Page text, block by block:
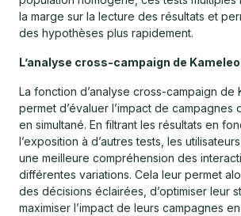
la marge sur la lecture des résultats et
des hypothèses plus rapidement.
L’analyse cross-campaign de
La fonction d’analyse cross-campaign de
permet d’évaluer l’impact de campagnes
en simultané. En filtrant les résultats en
l’exposition à d’autres tests, les
une meilleure compréhension des
différentes variations. Cela leur permet
des décisions éclairées, d’optimiser leur
maximiser l’impact de leurs campagnes